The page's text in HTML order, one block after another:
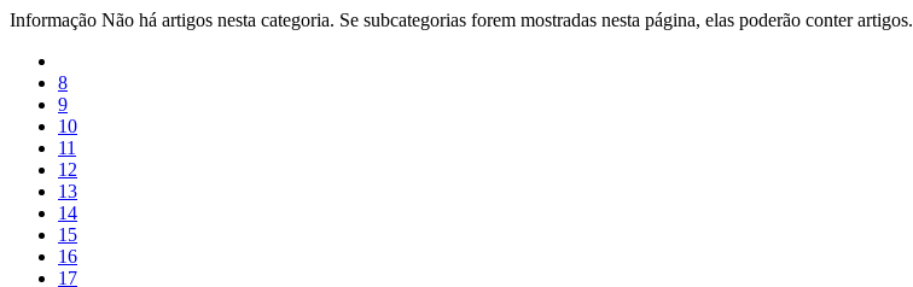
Informação Não há artigos nesta categoria. Se subcategorias forem mostradas nesta página, elas poderão conter artigos.
8
9
10
11
12
13
14
15
16
17